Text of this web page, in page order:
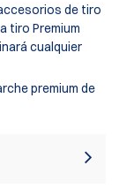
de tiro
tiro Premium
cualquier
premium de